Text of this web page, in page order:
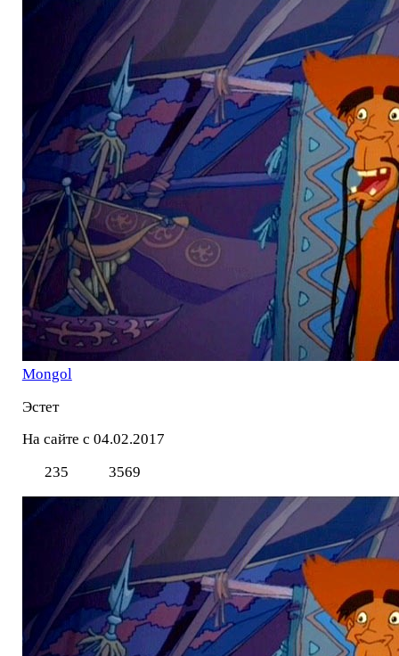
Mоngol
Эстет
На сайте с 04.02.2017
235
3569